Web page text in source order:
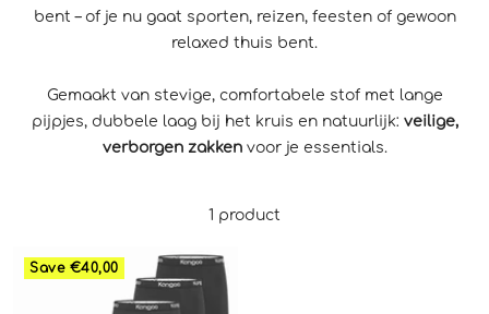
bent – of je nu gaat sporten, reizen, feesten of gewoon
relaxed thuis bent.
Gemaakt van stevige, comfortabele stof met lange
pijpjes, dubbele laag bij het kruis en natuurlijk: veilige,
verborgen zakkenvoor je essentials.
1 product
Save €40,00